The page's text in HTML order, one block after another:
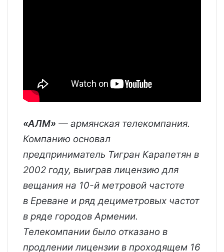
«АЛМ» — армянская телекомпания.
Компанию основал
предприниматель Тигран Карапетян в
2002 году, выиграв лицензию для
вещания на 10-й метровой частоте
в Ереване и ряд дециметровых частот
в ряде городов Армении.
Телекомпании было отказано в
продлении лицензии в проходящем 16